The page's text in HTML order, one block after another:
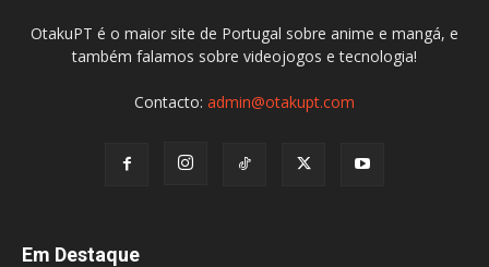
OtakuPT é o maior site de Portugal sobre anime e mangá, e
também falamos sobre videojogos e tecnologia!
Contacto: admin@otakupt.com
Em Destaque